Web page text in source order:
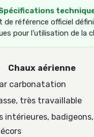
Spécifications
de référence officiel
pour l’utilisation de la
Chaux aérienne
carbonatation
très travaillable
intérieures, badigeons,